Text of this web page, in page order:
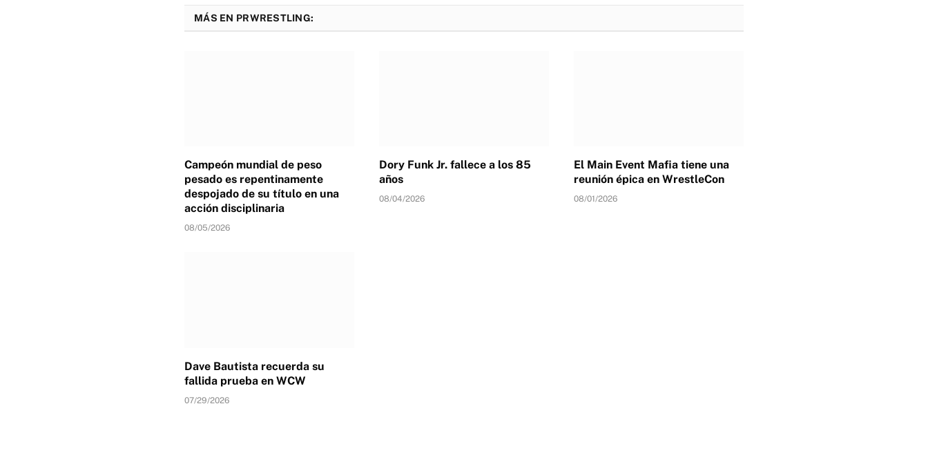
MÁS EN PRWRESTLING:
Campeón mundial de peso
pesado es repentinamente
despojado de su título en una
acción disciplinaria
08/05/2026
Dory Funk Jr. fallece a los 85
años
08/04/2026
El Main Event Mafia tiene una
reunión épica en WrestleCon
08/01/2026
Dave Bautista recuerda su
fallida prueba en WCW
07/29/2026